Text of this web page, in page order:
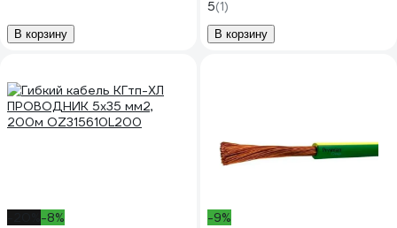
В корзину
200
5(1)
В корзину
-8%
-9%